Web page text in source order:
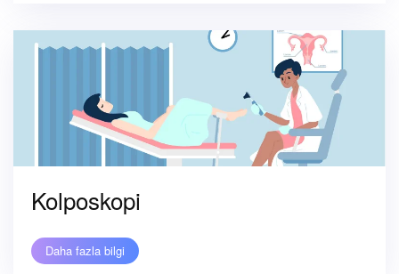
Kolposkopi
Daha fazla bilgi